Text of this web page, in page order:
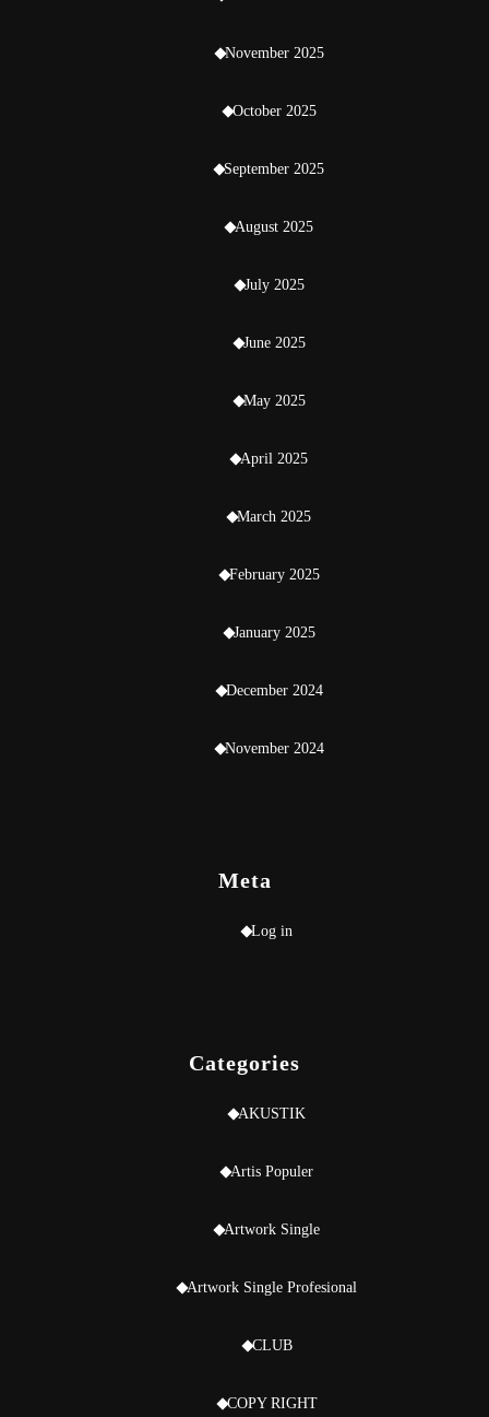
November 2025
October 2025
September 2025
August 2025
July 2025
June 2025
May 2025
April 2025
March 2025
February 2025
January 2025
December 2024
November 2024
Meta
Log in
Categories
AKUSTIK
Artis Populer
Artwork Single
Artwork Single Profesional
CLUB
COPY RIGHT